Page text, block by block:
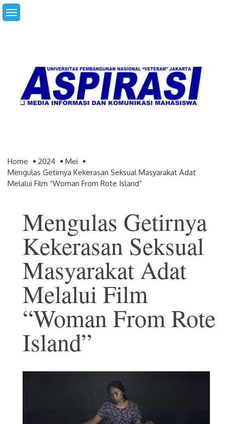
Skip
to
Home 2024
Mei
Mengulas Getirnya Kekerasan Seksual Masyarakat Adat
Melalui Film “Woman From Rote Island”
Mengulas Getirnya
Kekerasan Seksual
Masyarakat Adat
Melalui Film
“Woman From Rote
Island”